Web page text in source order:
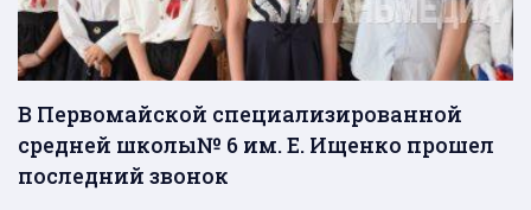
В Первомайской специализированной
средней школы№ 6 им. Е. Ищенко прошел
последний звонок